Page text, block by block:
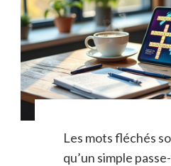
Les mots fléchés
qu’un simple